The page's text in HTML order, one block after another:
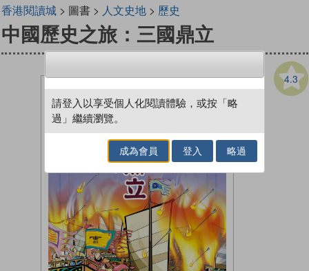
香港閱讀城> 圖書 > 人文史地> 歷史
中國歷史之旅：三國鼎立
4.3
請登入以享受個人化閱讀體驗，或按「略
過」繼續瀏覽。
成為會員 登入 略過